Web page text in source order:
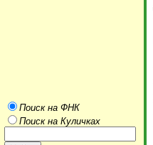
Поиск на ФНК
Поиск на Куличках